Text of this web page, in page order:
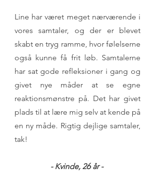
Line har været meget nærværende i
vores samtaler, og der er blevet
skabt en tryg ramme, hvor følelserne
også kunne få frit løb. Samtalerne
har sat gode refleksioner i gang og
givet nye måder at se egne
reaktionsmønstre på. Det har givet
plads til at lære mig selv at kende på
en ny måde. Rigtig dejlige samtaler,
tak!
- Kvinde, 26år -